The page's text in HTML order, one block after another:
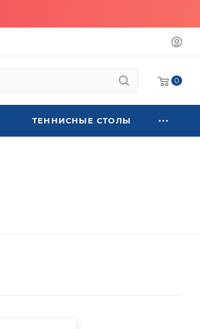
0
ТЕННИСНЫЕ СТОЛЫ